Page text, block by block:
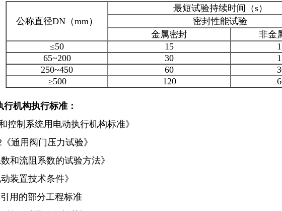
公称直径DN（mm）
最短试验持续时间（s）
密封性能试验
金属密封
非金
≤50
15
65~200
30
250~450
60
≥500
120
行机构执行标准：
制系统用电动执行机构标准》
通用阀门压力试验》
流阻系数的试验方法》
装置技术条件》
用的部分工程标准